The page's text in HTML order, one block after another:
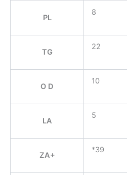
PL
8
TG
22
O D
10
LA
5
ZA+
*39